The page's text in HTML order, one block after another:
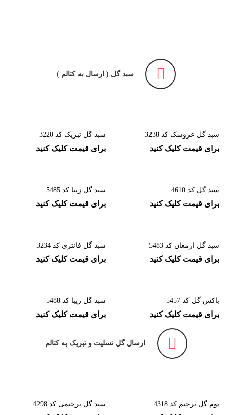
سبد گل ( ارسال به کتالم )
سبد گل عروسک کد 3238
برای قیمت کلیک کنید
سبد گل تبریک کد 3220
برای قیمت کلیک کنید
سبد گل کد 4610
برای قیمت کلیک کنید
سبد گل زیبا کد 5485
برای قیمت کلیک کنید
سبد گل ارمغان کد 5483
برای قیمت کلیک کنید
سبد گل فانتزی کد 3234
برای قیمت کلیک کنید
باکس گل کد 5457
برای قیمت کلیک کنید
سبد گل زیبا کد 5488
برای قیمت کلیک کنید
ارسال گل تسلیت و تبریک به کتالم
بوم گل ترحیم کد 4318 سبد گل ترحیمی کد 4298